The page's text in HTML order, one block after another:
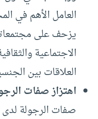
العامل الأهم في
يزحف على
الاجتماعية
العلاقات بين
اهتزاز صفات
صفات الرجولة لدى